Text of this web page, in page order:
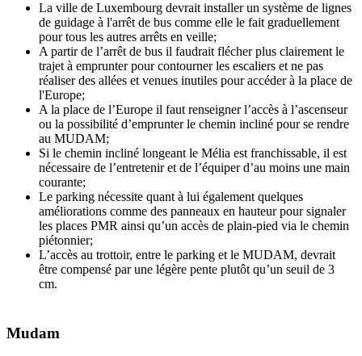
La ville de Luxembourg devrait installer un système de lignes
de guidage à l'arrêt de bus comme elle le fait graduellement
pour tous les autres arrêts en veille;
A partir de l’arrêt de bus il faudrait flécher plus clairement le
trajet à emprunter pour contourner les escaliers et ne pas
réaliser des allées et venues inutiles pour accéder à la place de
l'Europe;
A la place de l’Europe il faut renseigner l’accès à l’ascenseur
ou la possibilité d’emprunter le chemin incliné pour se rendre
au MUDAM;
Si le chemin incliné longeant le Mélia est franchissable, il est
nécessaire de l’entretenir et de l’équiper d’au moins une main
courante;
Le parking nécessite quant à lui également quelques
améliorations comme des panneaux en hauteur pour signaler
les places PMR ainsi qu’un accès de plain-pied via le chemin
piétonnier;
L’accès au trottoir, entre le parking et le MUDAM, devrait
être compensé par une légère pente plutôt qu’un seuil de 3
cm.
Mudam